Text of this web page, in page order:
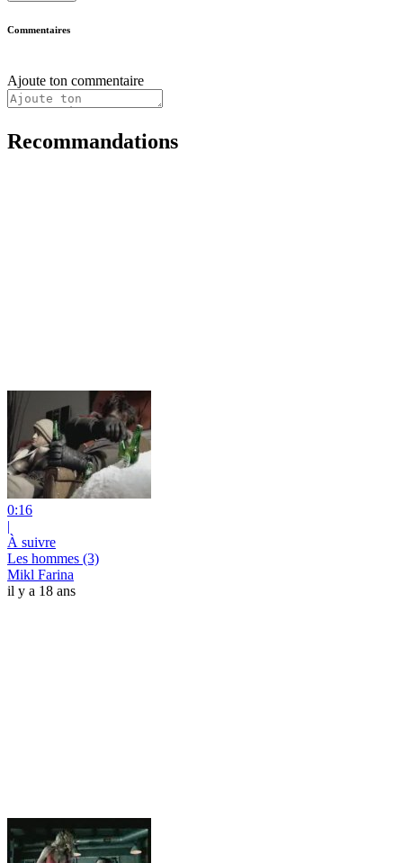
Commentaires
Ajoute ton commentaire
Recommandations
0:16
|
À suivre
Les hommes (3)
Mikl Farina
il y a 18 ans